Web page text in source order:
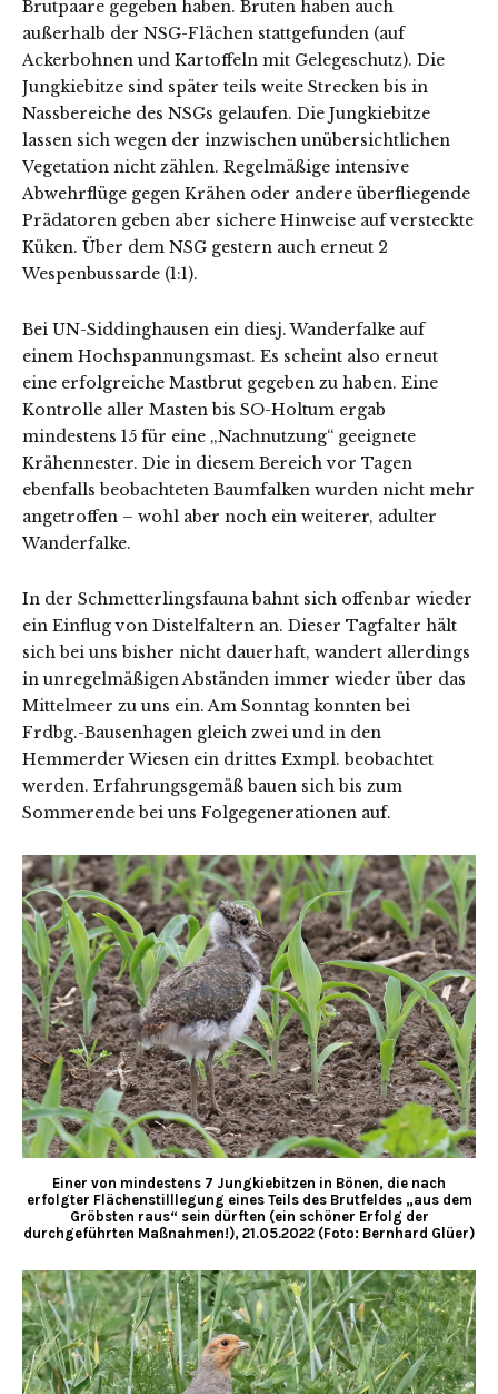
Brutpaare gegeben haben. Bruten haben auch
außerhalb der NSG-Flächen stattgefunden (auf
Ackerbohnen und Kartoffeln mit Gelegeschutz). Die
Jungkiebitze sind später teils weite Strecken bis in
Nassbereiche des NSGs gelaufen. Die Jungkiebitze
lassen sich wegen der inzwischen unübersichtlichen
Vegetation nicht zählen. Regelmäßige intensive
Abwehrflüge gegen Krähen oder andere überfliegende
Prädatoren geben aber sichere Hinweise auf versteckte
Küken. Über dem NSG gestern auch erneut 2
Wespenbussarde (1:1).
Bei UN-Siddinghausen ein diesj. Wanderfalke auf
einem Hochspannungsmast. Es scheint also erneut
eine erfolgreiche Mastbrut gegeben zu haben. Eine
Kontrolle aller Masten bis SO-Holtum ergab
mindestens 15 für eine „Nachnutzung“ geeignete
Krähennester. Die in diesem Bereich vor Tagen
ebenfalls beobachteten Baumfalken wurden nicht mehr
angetroffen – wohl aber noch ein weiterer, adulter
Wanderfalke.
In der Schmetterlingsfauna bahnt sich offenbar wieder
ein Einflug von Distelfaltern an. Dieser Tagfalter hält
sich bei uns bisher nicht dauerhaft, wandert allerdings
in unregelmäßigen Abständen immer wieder über das
Mittelmeer zu uns ein. Am Sonntag konnten bei
Frdbg.-Bausenhagen gleich zwei und in den
Hemmerder Wiesen ein drittes Exmpl. beobachtet
werden. Erfahrungsgemäß bauen sich bis zum
Sommerende bei uns Folgegenerationen auf.
Einer von mindestens 7 Jungkiebitzen in Bönen, die nach
erfolgter Flächenstilllegung eines Teils des Brutfeldes „aus dem
Gröbsten raus“ sein dürften (ein schöner Erfolg der
durchgeführten Maßnahmen!), 21.05.2022 (Foto: Bernhard Glüer)